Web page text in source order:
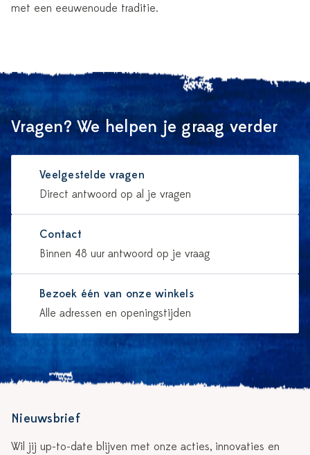
met een eeuwenoude traditie.
Vragen? We helpen je graag verder
Veelgestelde vragen
Direct antwoord op al je vragen
Contact
Binnen 48 uur antwoord op je vraag
Bezoek één van onze winkels
Alle adressen en openingstijden
Nieuwsbrief
Wil jij up-to-date blijven met onze acties, innovaties en